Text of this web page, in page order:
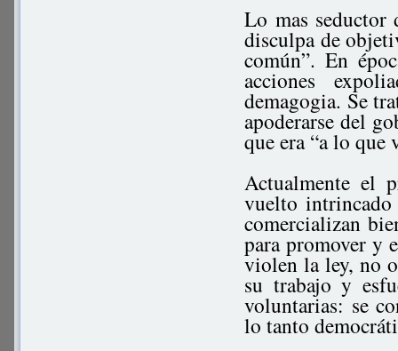
Lo mas seductor
disculpa de
común”. En
acciones
demagogia. Se
apoderarse del
que era “a lo
Actualmente el
vuelto
comercializan
para promover y
violen la ley, no
su trabajo y
voluntarias: se
lo tanto